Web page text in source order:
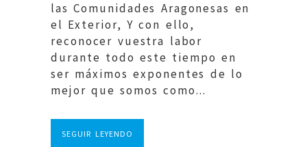
las Comunidades Aragonesas en
el Exterior, Y con ello,
reconocer vuestra labor
durante todo este tiempo en
ser máximos exponentes de lo
mejor que somos como...
SEGUIR LEYENDO